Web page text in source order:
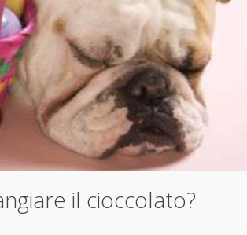
il cioccolato?